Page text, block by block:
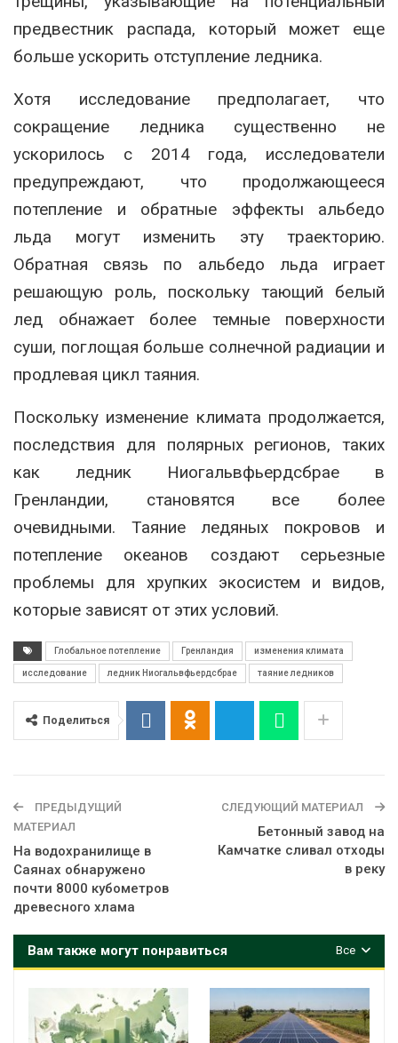
предвестник распада, который может еще
больше ускорить отступление ледника.
Хотя исследование предполагает, что
сокращение ледника существенно не
ускорилось с 2014 года, исследователи
предупреждают, что продолжающееся
потепление и обратные эффекты альбедо
льда могут изменить эту траекторию.
Обратная связь по альбедо льда играет
решающую роль, поскольку тающий белый
лед обнажает более темные поверхности
суши, поглощая больше солнечной радиации и
продлевая цикл таяния.
Поскольку изменение климата продолжается,
последствия для полярных регионов, таких
как ледник Ниогальвфьердсбрае в
Гренландии, становятся все более
очевидными. Таяние ледяных покровов и
потепление океанов создают серьезные
проблемы для хрупких экосистем и видов,
которые зависят от этих условий.
Глобальное потепление Гренландия изменения климата
исследование ледник Ниогальвфьердсбрае таяние ледников
Поделиться
ПРЕДЫДУЩИЙ
МАТЕРИАЛ
На водохранилище в
Саянах обнаружено
почти 8000 кубометров
древесного хлама
СЛЕДУЮЩИЙ МАТЕРИАЛ
Бетонный завод на
Камчатке сливал отходы
в реку
Все
Вам также могут понравиться